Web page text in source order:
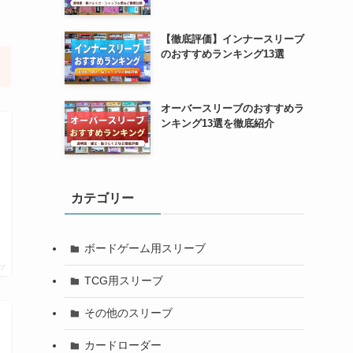
【徹底評価】インナースリーブ
のおすすめランキング13選
オーバースリーブのおすすめラ
ンキング13選を徹底紹介
カテゴリー
ボードゲーム用スリーブ
TCG用スリーブ
その他のスリーブ
カードローダー